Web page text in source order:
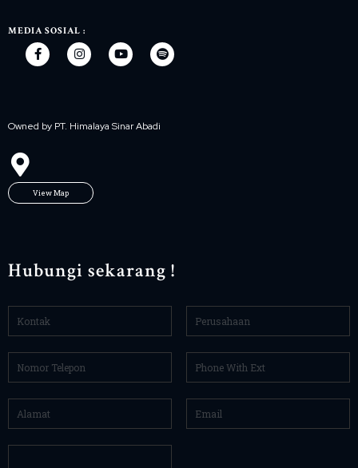
MEDIA SOSIAL :
Owned by PT. Himalaya Sinar Abadi
View Map
Hubungi sekarang !